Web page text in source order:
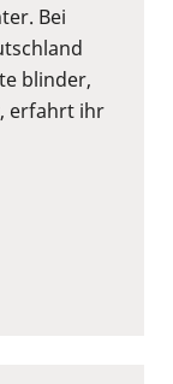
Bei
blinder,
erfahrt ihr